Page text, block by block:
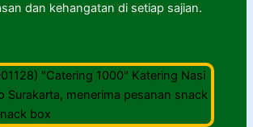
dan kehangatan di setiap sajian.